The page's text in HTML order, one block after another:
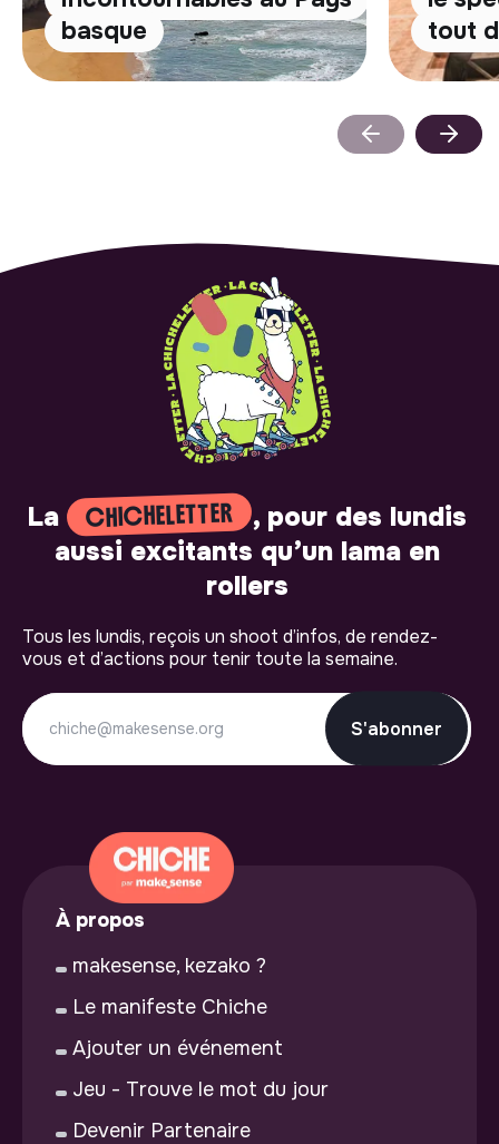
basque
tout
La CHICHELETTER
, pour des lundis
aussi excitants qu’un lama en
rollers
Tous les lundis, reçois un shoot d’infos, de rendez-
vous et d’actions pour tenir toute la semaine.
S'abonner
À propos
makesense, kezako ?
Le manifeste Chiche
Ajouter un événement
Jeu - Trouve le mot du jour
Devenir Partenaire